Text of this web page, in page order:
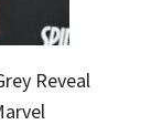
Reveal